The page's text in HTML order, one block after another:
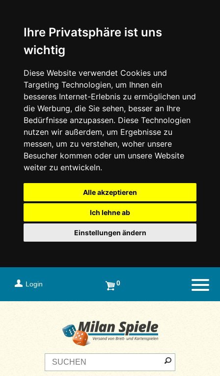
Ihre Privatsphäre ist uns
wichtig
Diese Website verwendet Cookies und
Targeting Technologien, um Ihnen ein
besseres Internet-Erlebnis zu ermöglichen und
die Werbung, die Sie sehen, besser an Ihre
Bedürfnisse anzupassen. Diese Technologien
nutzen wir außerdem, um Ergebnisse zu
messen, um zu verstehen, woher unsere
Besucher kommen oder um unsere Website
weiter zu entwickeln.
Alle akzeptieren
Ich lehne ab
Einstellungen ändern
Login 0